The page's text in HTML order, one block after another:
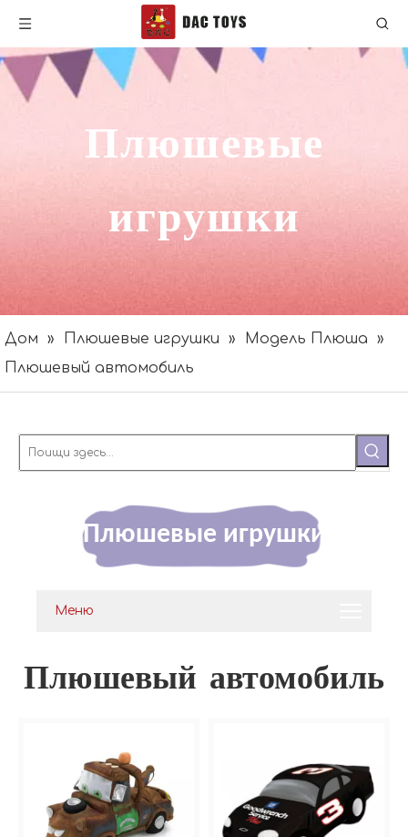
Плюшевые
игрушки
Дом » Плюшевые игрушки » Модель Плюша
»
Плюшевый автомобиль
Плюшевые игрушки
Меню
Плюшевый автомобиль